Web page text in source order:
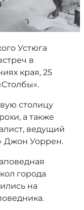
Устюга
в
края, 25
столицу
а также
ведущий
Джон Уоррен.
города
на